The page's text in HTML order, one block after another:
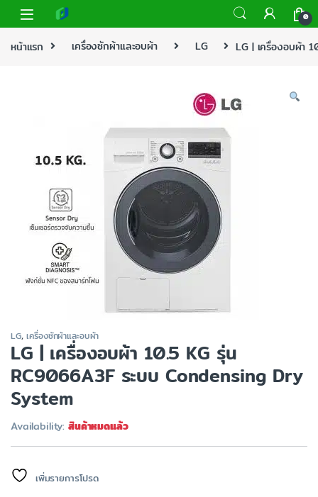
0
หน้าแรก เครื่องซักผ้าและอบผ้า LG LG | เครื่องอบผ้า
LG,เครื่องซักผ้าและอบผ้า
LG | เครื่องอบผ้า 10.5 KG รุ่น
RC9066A3F ระบบ Condensing Dry
System
Availability:สินค้าหมดแล้ว
เพิ่มรายการโปรด